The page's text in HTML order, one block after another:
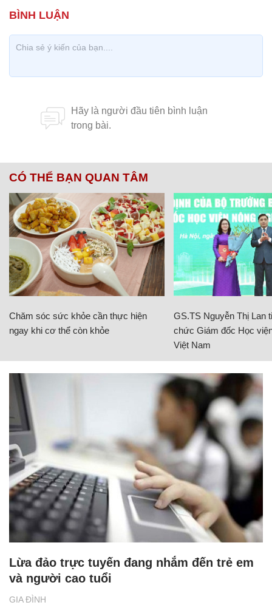
trong, nhàn nhã sên mà vẫn dẻo ngon thơm ngọt
Bắt trend gọt dứa "ngang ngược" tạo hình hoa
hướng dương xem mọi người có trầm trồ?
cách làm
Chăm sóc sức khỏe cần thực hiện
ngay khi cơ thể còn khỏe
GS.TS Nguyễn Thị Lan
chức Giám đốc Học
Việt Nam